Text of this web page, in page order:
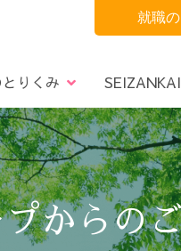
就職
事業所一覧
りくみ
ト ナラティブRBA
募集要項 Q＆A
宮城野区 仙南エ
からの